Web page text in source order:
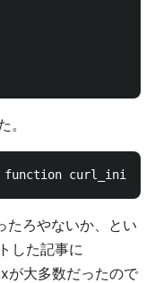
。
たろやないか、とい
した記事に
が大多数だったので